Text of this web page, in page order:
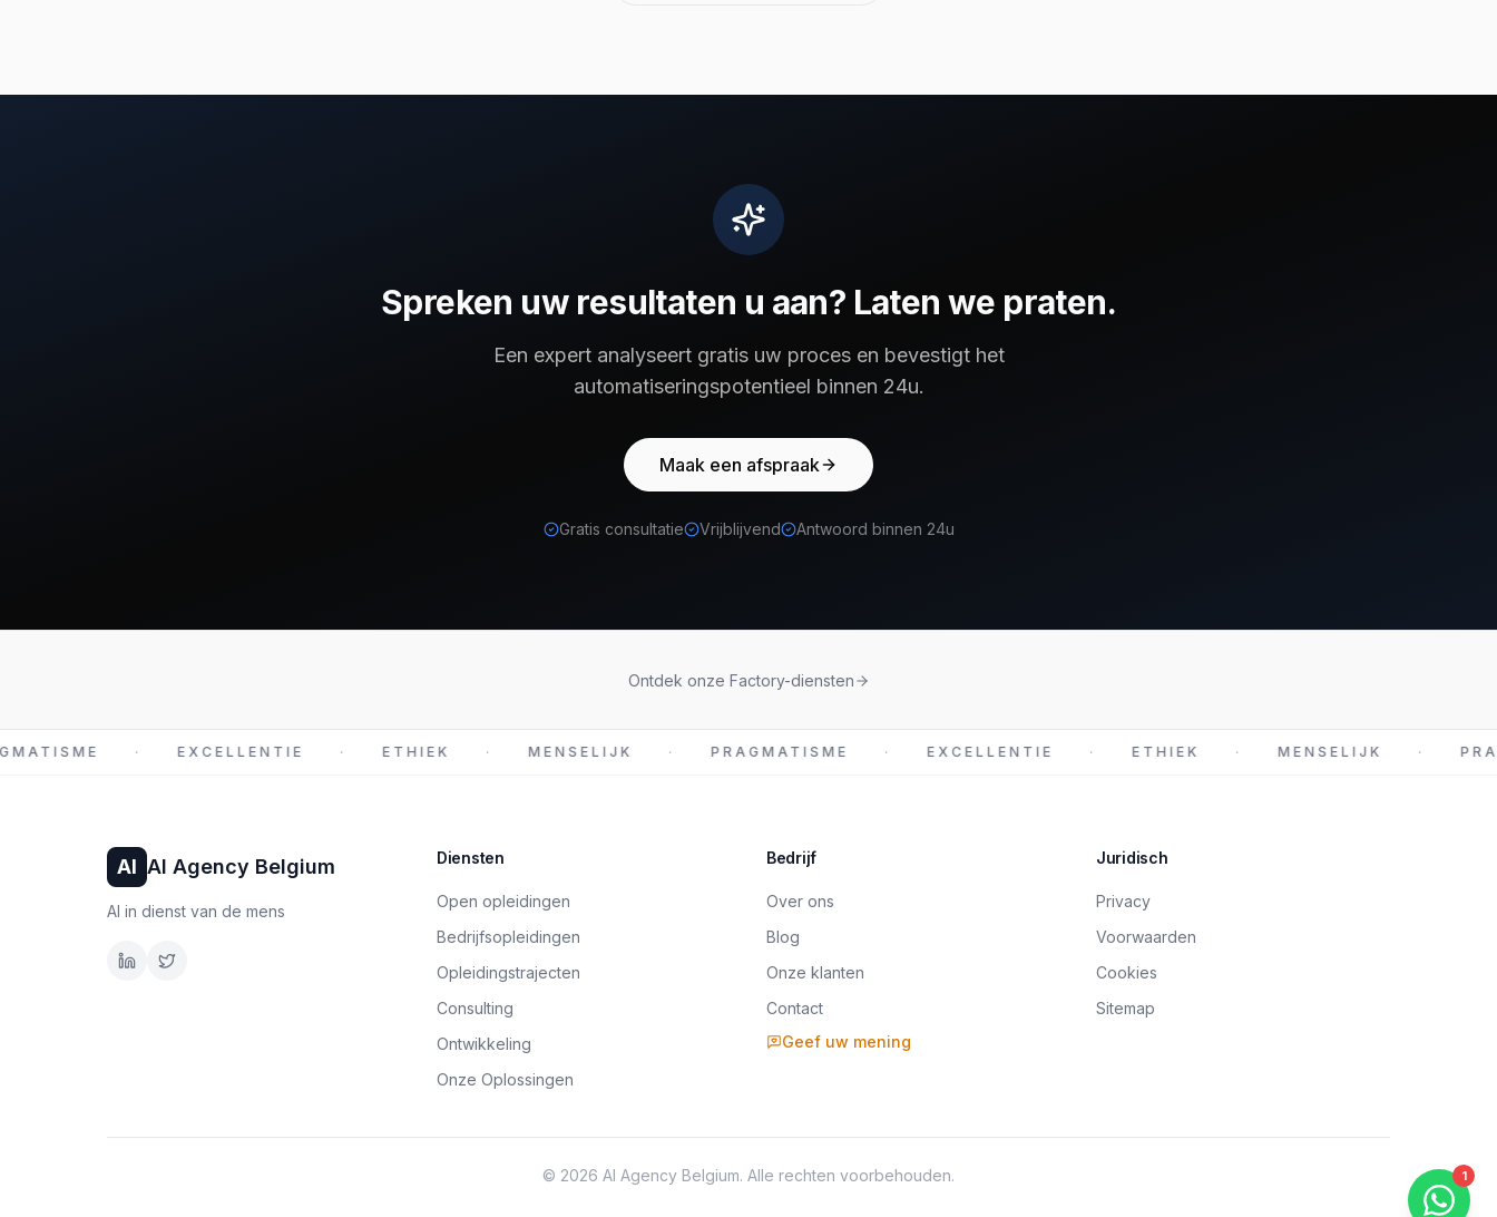
Spreken uw resultaten u aan? Laten we praten.
Een expert analyseert gratis uw proces en bevestigt het
automatiseringspotentieel binnen 24u.
Maak een afspraak
Gratis consultatie Vrijblijvend Antwoord binnen 24u
Ontdek onze Factory-diensten
EXCELLENTIE ETHIEK MENSELIJK PRAGMATISME EXCELLENTIE ETHIEK MENSELIJK
AI AI Agency Belgium
AI in dienst van de mens
Diensten
Open opleidingen
Bedrijfsopleidingen
Opleidingstrajecten
Consulting
Ontwikkeling
Onze Oplossingen
Bedrijf
Over ons
Blog
Onze klanten
Contact
Geef uw mening
Juridisch
Privacy
Voorwaarden
Cookies
Sitemap
© 2026 AI Agency Belgium. Alle rechten voorbehouden. 1